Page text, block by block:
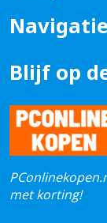
Navigatie
Blijf op
met korting!